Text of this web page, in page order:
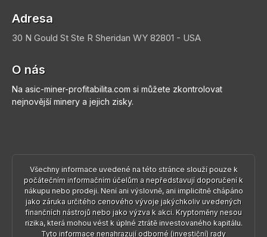
Adresa
30 N Gould St Ste R Sheridan WY 82801 - USA
O nás
Na asic-miner-profitabilita.com si můžete zkontrolovat
nejnovější minery a jejich zisky.
Všechny informace uvedené na této stránce slouží pouze k
počátečním informačním účelům a nepředstavují doporučení k
nákupu nebo prodeji. Není ani výslovně, ani implicitně chápáno
jako záruka určitého cenového vývoje jakýchkoliv uvedených
finančních nástrojů nebo jako výzva k akci. Kryptoměny nesou
rizika, která mohou vést k úplné ztrátě investovaného kapitálu.
Tyto informace nenahrazují odborné (investiční) rady